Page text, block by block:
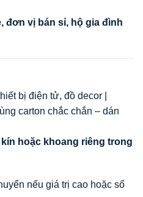
đơn vị bán sỉ, hộ gia đình
bị điện tử, đồ decor |
carton chắc chắn – dán
hoặc khoang riêng trong
nếu giá trị cao hoặc số